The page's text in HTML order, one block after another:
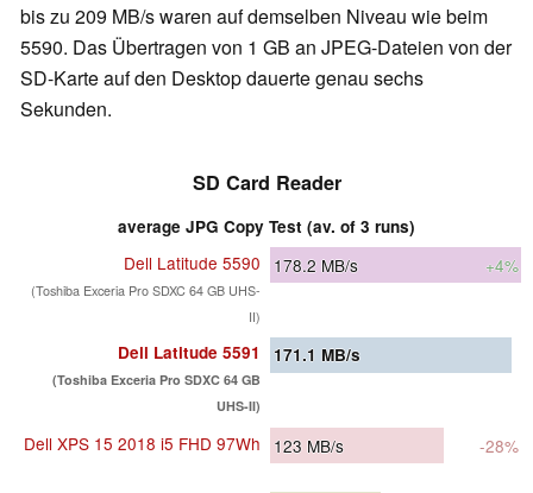
bis zu 209 MB/s waren auf demselben Niveau wie beim
5590. Das Übertragen von 1 GB an JPEG-Dateien von der
SD-Karte auf den Desktop dauerte genau sechs
Sekunden.
SD Card Reader
average JPG Copy Test (av. of 3 runs)
Dell Latitude 5590
(Toshiba Exceria Pro SDXC 64 GB UHS-
II)
178.2 MB/s +4%
Dell Latitude 5591
(Toshiba Exceria Pro SDXC 64 GB
UHS-II)
171.1 MB/s
Dell XPS 15 2018 i5 FHD 97Wh 123 MB/s -28%